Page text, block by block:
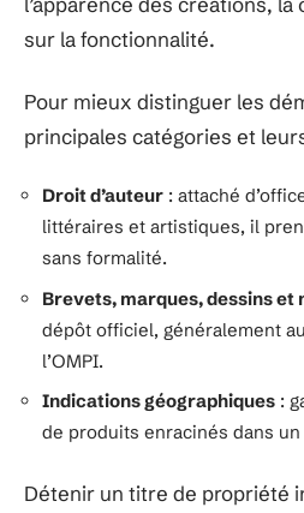
sur la fonctionnalité.
Pour mieux distinguer les
principales catégories et
Droit d’auteur : attaché
littéraires et artistiques, il
sans formalité.
Brevets, marques, dessins et
dépôt officiel, généralement
l’OMPI.
Indications géographiques :
de produits enracinés dans
Détenir un titre de propriété